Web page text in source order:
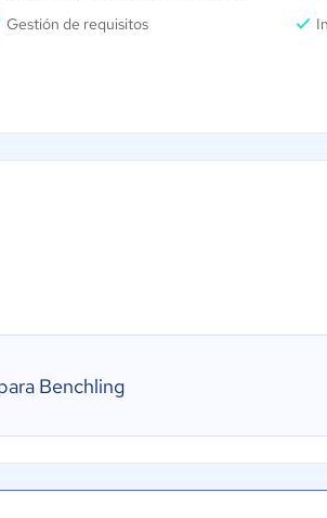
Gestión de requisitos
Benchling